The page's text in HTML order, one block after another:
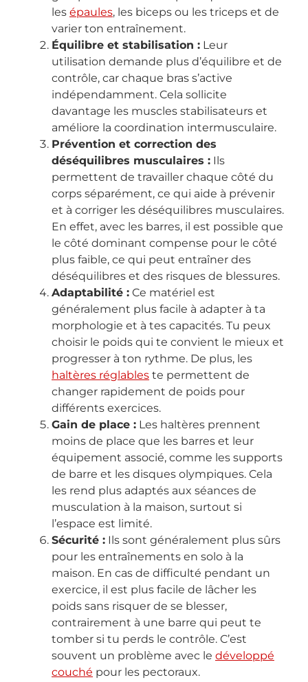
les épaules, les biceps ou les triceps et de
varier ton entraînement.
Équilibre et stabilisation : Leur
utilisation demande plus d’équilibre et de
contrôle, car chaque bras s’active
indépendamment. Cela sollicite
davantage les muscles stabilisateurs et
améliore la coordination intermusculaire.
Prévention et correction des
déséquilibres musculaires : Ils
permettent de travailler chaque côté du
corps séparément, ce qui aide à prévenir
et à corriger les déséquilibres musculaires.
En effet, avec les barres, il est possible que
le côté dominant compense pour le côté
plus faible, ce qui peut entraîner des
déséquilibres et des risques de blessures.
Adaptabilité : Ce matériel est
généralement plus facile à adapter à ta
morphologie et à tes capacités. Tu peux
choisir le poids qui te convient le mieux et
progresser à ton rythme. De plus, les
haltères réglables te permettent de
changer rapidement de poids pour
différents exercices.
Gain de place : Les haltères prennent
moins de place que les barres et leur
équipement associé, comme les supports
de barre et les disques olympiques. Cela
les rend plus adaptés aux séances de
musculation à la maison, surtout si
l’espace est limité.
Sécurité : Ils sont généralement plus sûrs
pour les entraînements en solo à la
maison. En cas de difficulté pendant un
exercice, il est plus facile de lâcher les
poids sans risquer de se blesser,
contrairement à une barre qui peut te
tomber si tu perds le contrôle. C’est
souvent un problème avec le développé
couché pour les pectoraux.